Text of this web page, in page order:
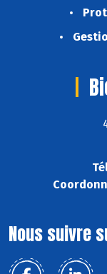
Nous suivre